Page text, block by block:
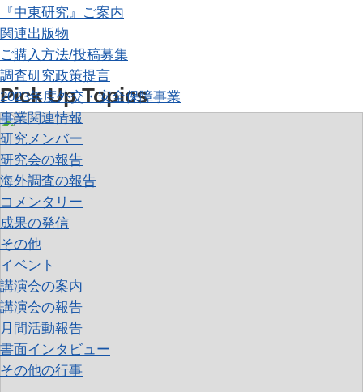
『中東研究』ご案内
関連出版物
ご購入方法/投稿募集
調査研究政策提言
2023年度外交・安全保障事業
事業関連情報
研究メンバー
研究会の報告
海外調査の報告
コメンタリー
成果の発信
その他
イベント
講演会の案内
講演会の報告
月間活動報告
書面インタビュー
その他の行事
Pick Up Topics